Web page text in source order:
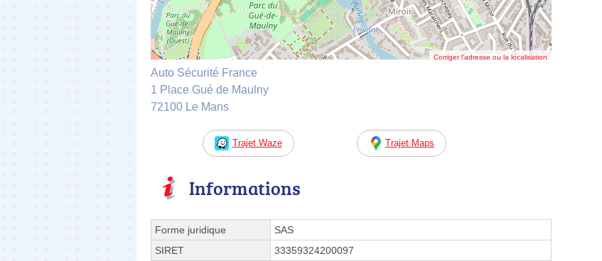
Corriger l’adresse ou la localisation
Auto Sécurité France
1 Place Gué de Maulny
72100 Le Mans
Trajet Waze Trajet Maps
Informations
Forme juridique
SAS
SIRET
33359324200097